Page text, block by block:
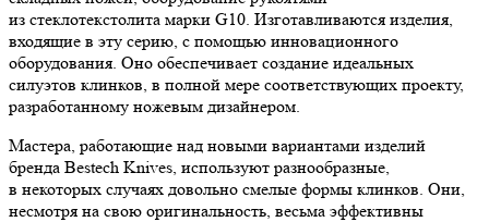
из стеклотекстолита марки G10. Изготавливаются изделия,
входящие в эту серию, с помощью инновационного
оборудования. Оно обеспечивает создание идеальных
силуэтов клинков, в полной мере соответствующих проекту,
разработанному ножевым дизайнером.
Мастера, работающие над новыми вариантами изделий
бренда Bestech Knives, используют разнообразные,
в некоторых случаях довольно смелые формы клинков. Они,
несмотря на свою оригинальность, весьма эффективны